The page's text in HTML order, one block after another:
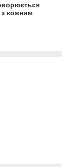
з кожним